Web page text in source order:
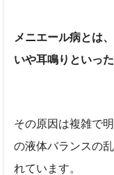
メニエール病とは
いや耳鳴りといっ
その原因は複雑で
の液体バランスの
れています。